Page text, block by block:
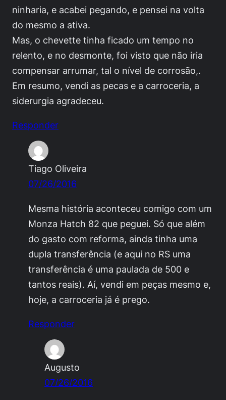
ninharia, e acabei pegando, e pensei na volta
do mesmo a ativa.
Mas, o chevette tinha ficado um tempo no
relento, e no desmonte, foi visto que não iria
compensar arrumar, tal o nível de corrosão,.
Em resumo, vendi as pecas e a carroceria, a
siderurgia agradeceu.
Responder
Tiago Oliveira
07/26/2016
Mesma história aconteceu comigo com um
Monza Hatch 82 que peguei. Só que além
do gasto com reforma, ainda tinha uma
dupla transferência (e aqui no RS uma
transferência é uma paulada de 500 e
tantos reais). Aí, vendi em peças mesmo e,
hoje, a carroceria já é prego.
Responder
Augusto
07/26/2016